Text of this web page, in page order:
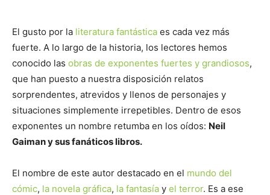
El gusto por la literatura fantástica es cada vez más
fuerte. A lo largo de la historia, los lectores hemos
conocido las obras de exponentes fuertes y grandiosos,
que han puesto a nuestra disposición relatos
sorprendentes, atrevidos y llenos de personajes y
situaciones simplemente irrepetibles. Dentro de esos
exponentes un nombre retumba en los oídos: Neil
Gaiman y sus fanáticos libros.
El nombre de este autor destacado en el mundo del
cómic, la novela gráfica, la fantasía y el terror. Es a ese